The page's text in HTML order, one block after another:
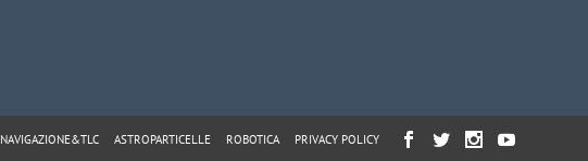
NAVIGAZIONE&TLC ASTROPARTICELLE ROBOTICA PRIVACY POLICY